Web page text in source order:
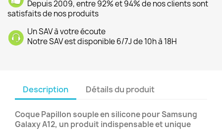
Depuis 2009, entre 92% et 94% de nos clients sont
satisfaits de nos produits
Un SAV à votre écoute
Notre SAV est disponible 6/7J de 10h à 18H
Description Détails du produit
Coque Papillon souple en silicone pour Samsung
Galaxy A12, un produit indispensable et unique